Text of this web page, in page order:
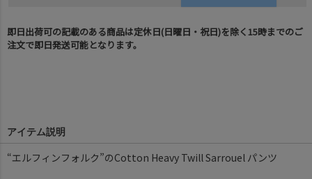
即日出荷可の記載のある商品は定休日(日曜日・祝日)を除く15時までのご
注文で即日発送可能となります。
アイテム説明
“エルフィンフォルク”のCotton Heavy Twill Sarrouel パンツ